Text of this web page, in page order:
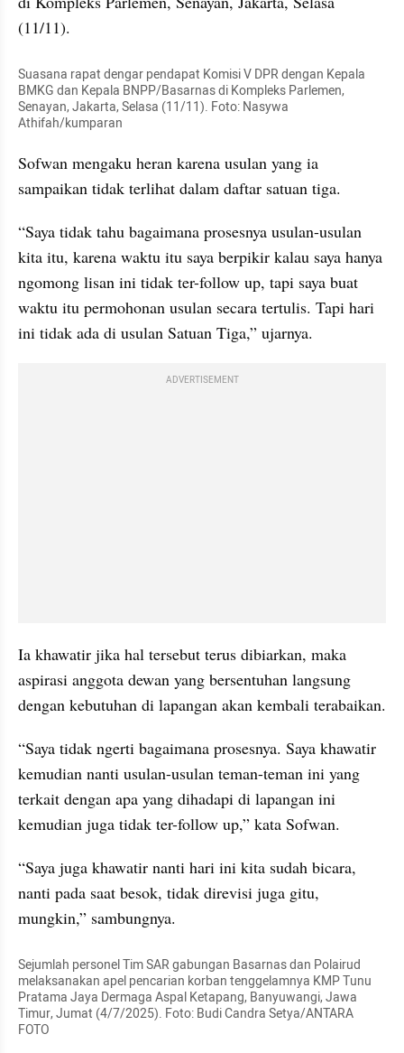
(11/11).
Suasana rapat dengar pendapat Komisi V DPR dengan Kepala
BMKG dan Kepala BNPP/Basarnas di Kompleks Parlemen,
Senayan, Jakarta, Selasa (11/11). Foto: Nasywa
Athifah/kumparan
Sofwan mengaku heran karena usulan yang ia
sampaikan tidak terlihat dalam daftar satuan tiga.
“Saya tidak tahu bagaimana prosesnya usulan-usulan
kita itu, karena waktu itu saya berpikir kalau saya hanya
ngomong lisan ini tidak ter-follow up, tapi saya buat
waktu itu permohonan usulan secara tertulis. Tapi hari
ini tidak ada di usulan Satuan Tiga,” ujarnya.
ADVERTISEMENT
Ia khawatir jika hal tersebut terus dibiarkan, maka
aspirasi anggota dewan yang bersentuhan langsung
dengan kebutuhan di lapangan akan kembali terabaikan.
“Saya tidak ngerti bagaimana prosesnya. Saya khawatir
kemudian nanti usulan-usulan teman-teman ini yang
terkait dengan apa yang dihadapi di lapangan ini
kemudian juga tidak ter-follow up,” kata Sofwan.
“Saya juga khawatir nanti hari ini kita sudah bicara,
nanti pada saat besok, tidak direvisi juga gitu,
mungkin,” sambungnya.
Sejumlah personel Tim SAR gabungan Basarnas dan Polairud
melaksanakan apel pencarian korban tenggelamnya KMP Tunu
Pratama Jaya Dermaga Aspal Ketapang, Banyuwangi, Jawa
Timur, Jumat (4/7/2025). Foto: Budi Candra Setya/ANTARA
FOTO